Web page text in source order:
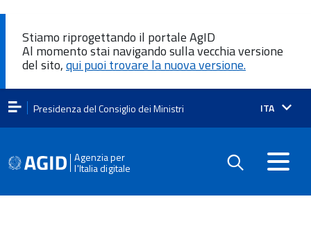
Stiamo riprogettando il portale AgID
Al momento stai navigando sulla vecchia versione
del sito,qui puoi trovare la nuova versione.
Presidenza del Consiglio dei Ministri Lingua
ITA
Agenzia per
l'Italia digitale